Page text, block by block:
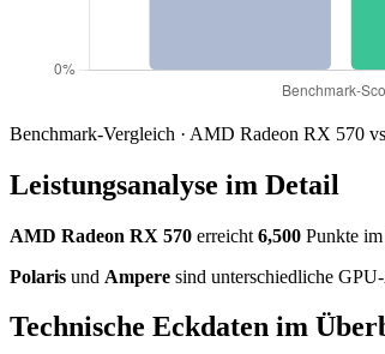
Benchmark-Vergleich · AMD Radeon RX 570
Leistungsanalyse im Detail
AMD Radeon RX 570 erreicht 6,500 Punkte
Polaris und Ampere sind unterschiedliche
Technische Eckdaten im